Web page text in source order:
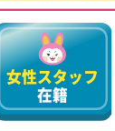
女性スタッフ
在籍